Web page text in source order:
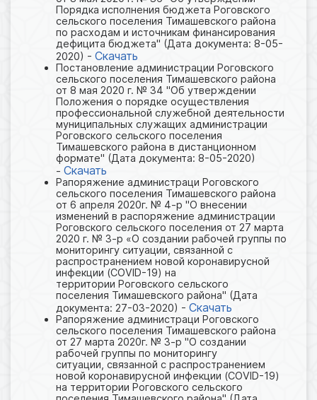
Порядка исполнения бюджета Роговского
сельского поселения Тимашевского района
по расходам и источникам финансирования
дефицита бюджета" (Дата документа: 8-05-
2020) - Скачать
Постановление администрации Роговского
сельского поселения Тимашевского района
от 8 мая 2020 г. № 34 "Об утверждении
Положения о порядке осуществления
профессиональной служебной деятельности
муниципальных служащих администрации
Роговского сельского поселения
Тимашевского района в дистанционном
формате" (Дата документа: 8-05-2020)
- Скачать
Рапоряжение администраци Роговского
сельского поселения Тимашевского района
от 6 апреля 2020г. № 4-р "О внесении
изменений в распоряжение администрации
Роговского сельского поселения от 27 марта
2020 г. № 3-р «О создании рабочей группы по
мониторингу ситуации, связанной с
распространением новой коронавирусной
инфекции (COVlD-19) на
территории Роговского сельского
поселения Тимашевского района" (Дата
документа: 27-03-2020) - Скачать
Рапоряжение администраци Роговского
сельского поселения Тимашевского района
от 27 марта 2020г. № 3-р "О создании
рабочей группы по мониторингу
ситуации, связанной с распространением
новой коронавирусной инфекции (COVlD-19)
на территории Роговского сельского